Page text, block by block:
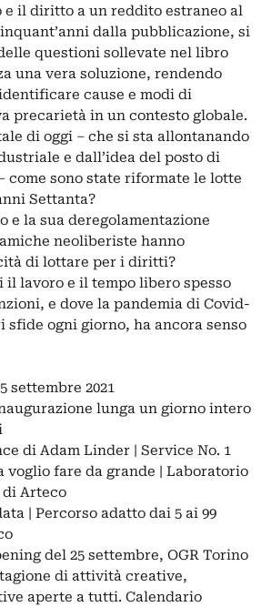
e il diritto a un reddito estraneo al
dalla pubblicazione, si
questioni sollevate nel libro
una vera soluzione, rendendo
cause e modi di
precarietà in un contesto globale.
di oggi – che si sta allontanando
e dall’idea del posto di
come sono state riformate le lotte
Settanta?
e la sua deregolamentazione
neoliberiste hanno
di lottare per i diritti?
il lavoro e il tempo libero spesso
e dove la pandemia di Covid-
sfide ogni giorno, ha ancora senso
settembre 2021
lunga un giorno intero
di Adam Linder | Service No. 1
voglio fare da grande | Laboratorio
Arteco
| Percorso adatto dai 5 ai 99
del 25 settembre, OGR Torino
di attività creative,
aperte a tutti. Calendario